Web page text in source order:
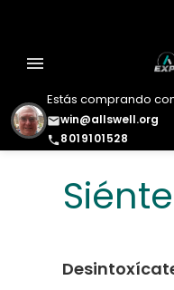
Estás comprando
emailwin@allswell.org
phone8019101528
menu
Mejor.